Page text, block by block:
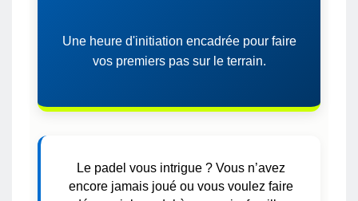
Une heure d'initiation encadrée pour faire
vos premiers pas sur le terrain.
Le padel vous intrigue ? Vous n’avez
encore jamais joué ou vous voulez faire